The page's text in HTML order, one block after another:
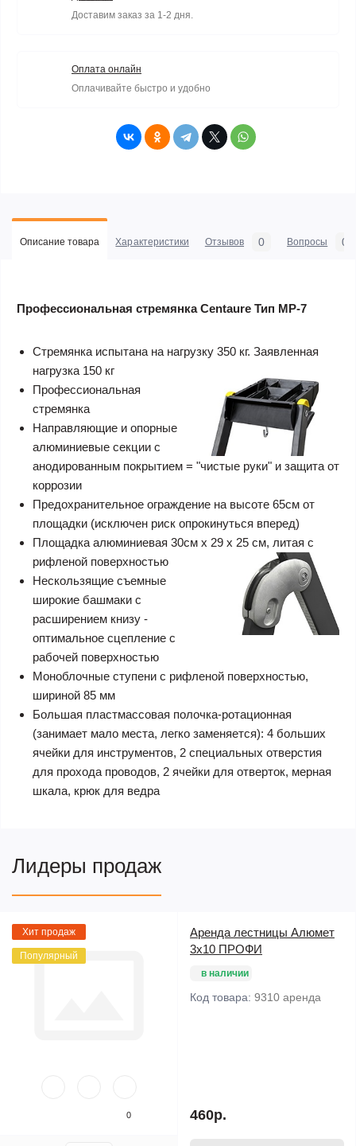
Доставим заказ за 1-2 дня.
Оплата онлайн
Оплачивайте быстро и удобно
Описание товара Характеристики Отзывов 0 Вопросы 0
Профессиональная стремянка Centaure Тип MP-7
Стремянка испытана на нагрузку 350 кг. Заявленная
нагрузка 150 кг
Профессиональная
стремянка
Направляющие и опорные
алюминиевые секции с
анодированным покрытием = "чистые руки" и защита от
коррозии
Предохранительное ограждение на высоте 65см от
площадки (исключен риск опрокинуться вперед)
Площадка алюминиевая 30см x 29 х 25 см, литая с
рифленой поверхностью
Нескользящие съемные
широкие башмаки с
расширением книзу -
оптимальное сцепление с
рабочей поверхностью
Моноблочные ступени с рифленой поверхностью,
шириной 85 мм
Большая пластмассовая полочка-ротационная
(занимает мало места, легко заменяется): 4 больших
ячейки для инструментов, 2 специальных отверстия
для прохода проводов, 2 ячейки для отверток, мерная
шкала, крюк для ведра
Лидеры продаж
Хит продаж
Популярный
0
Аренда лестницы Алюмет
3х10 ПРОФИ
в наличии
Код товара: 9310 аренда
460р.